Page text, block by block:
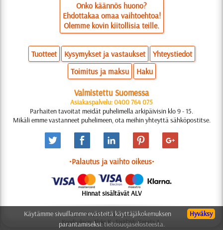
Onko käännös huono?
Ehdottakaa omaa vaihtoehtoa!
Olemme kovin kiitollisia teille.
Tuotteet Kysymykset ja vastaukset
Yhteystiedot
Toimitus ja maksu
Haku
Valmistettu Suomessa
Asiakaspalvelu: 0400 764 075
Parhaiten tavoitat meidät puhelimella arkipäivisin klo 9 - 15.
Mikäli emme vastanneet puhelimeen, ota meihin yhteyttä sähköpostitse.
•Palautus ja vaihto oikeus•
Hinnat sisältävät ALV
© 2006-2025 Suunnittelu: Natali M.
Koodauksen: Aleks K.; Sisältöä: Konsta A.
Hyväksy
Käytämme sivuillamme evästeitä käyttäjäkokemuksen
parantamiseksi:tietosuojaselosteesta.